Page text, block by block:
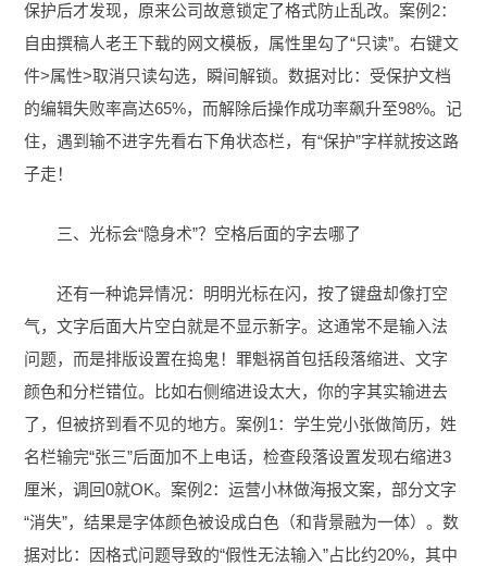
保护后才发现，原来公司故意锁定了格式防止乱改。案例2：
自由撰稿人老王下载的网文模板，属性里勾了“只读”。右键文
件>属性>取消只读勾选，瞬间解锁。数据对比：受保护文档
的编辑失败率高达65%，而解除后操作成功率飙升至98%。记
住，遇到输不进字先看右下角状态栏，有“保护”字样就按这路
子走！
三、光标会“隐身术”？空格后面的字去哪了
还有一种诡异情况：明明光标在闪，按了键盘却像打空
气，文字后面大片空白就是不显示新字。这通常不是输入法
问题，而是排版设置在捣鬼！罪魁祸首包括段落缩进、文字
颜色和分栏错位。比如右侧缩进设太大，你的字其实输进去
了，但被挤到看不见的地方。案例1：学生党小张做简历，姓
名栏输完“张三”后面加不上电话，检查段落设置发现右缩进3
厘米，调回0就OK。案例2：运营小林做海报文案，部分文字
“消失”，结果是字体颜色被设成白色（和背景融为一体）。数
据对比：因格式问题导致的“假性无法输入”占比约20%，其中